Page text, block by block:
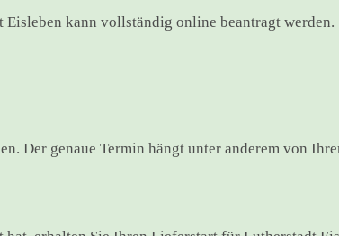
kann vollständig online beantragt werden.
Der genaue Termin hängt unter anderem von